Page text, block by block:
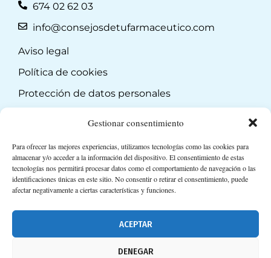
Gestionar consentimiento
Para ofrecer las mejores experiencias, utilizamos tecnologías como las cookies para
almacenar y/o acceder a la información del dispositivo. El consentimiento de estas
tecnologías nos permitirá procesar datos como el comportamiento de navegación o las
identificaciones únicas en este sitio. No consentir o retirar el consentimiento, puede
afectar negativamente a ciertas características y funciones.
ACEPTAR
DENEGAR
674 02 62 03
info@consejosdetufarmaceutico.com
Aviso legal
Política de cookies
Protección de datos personales